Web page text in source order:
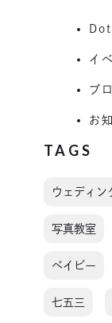
イ
ブ
お
TAGS
ウェディン
写真教室
ベイビー
七五三